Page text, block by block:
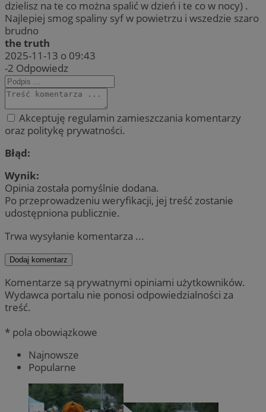
dzielisz na te co można spalić w dzień i te co w nocy) .
Najlepiej smog spaliny syf w powietrzu i wszedzie szaro
brudno
the truth
2025-11-13 o 09:43
-2 Odpowiedz
Akceptuję regulamin zamieszczania komentarzy
oraz politykę prywatności.
Błąd:
Wynik:
Opinia została pomyślnie dodana.
Po przeprowadzeniu weryfikacji, jej treść zostanie
udostępniona publicznie.
Trwa wysyłanie komentarza ...
Dodaj komentarz
Komentarze są prywatnymi opiniami użytkowników.
Wydawca portalu nie ponosi odpowiedzialności za
treść.
* pola obowiązkowe
Najnowsze
Popularne